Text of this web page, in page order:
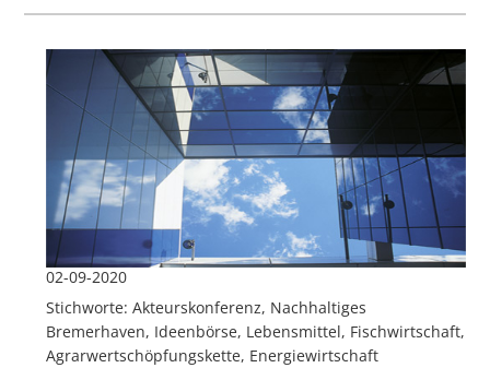
02-09-2020
Stichworte: Akteurskonferenz, Nachhaltiges
Bremerhaven, Ideenbörse, Lebensmittel, Fischwirtschaft,
Agrarwertschöpfungskette, Energiewirtschaft